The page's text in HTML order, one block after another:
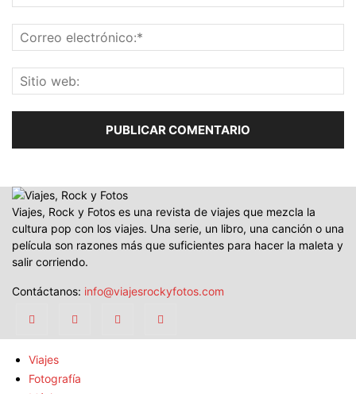
Viajes, Rock y Fotos es una revista de viajes que mezcla la
cultura pop con los viajes. Una serie, un libro, una canción o una
película son razones más que suficientes para hacer la maleta y
salir corriendo.
Contáctanos: info@viajesrockyfotos.com
Viajes
Fotografía